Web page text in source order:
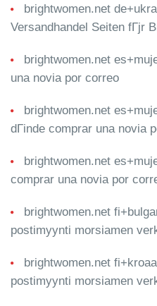
brightwomen.net
Versandhandel Seiten fГјr
brightwomen.net
una novia por correo
brightwomen.net
dГіnde comprar una novia
brightwomen.net
comprar una novia por
brightwomen.net
postimyynti morsiamen
brightwomen.net
postimyynti morsiamen